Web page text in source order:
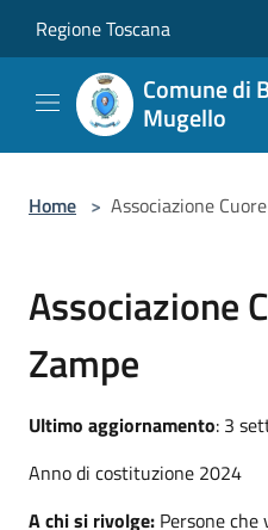
Regione Toscana
Comune di
Mugello
Home > Associazione
Associazione
Zampe
Ultimo aggiornamento: 3
Anno di costituzione 2024
A chi si rivolge: Persone